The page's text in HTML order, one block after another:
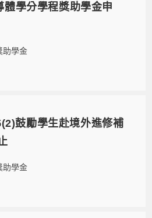
學分學程獎助學金申
助學金
鼓勵學生赴境外進修補
助學金